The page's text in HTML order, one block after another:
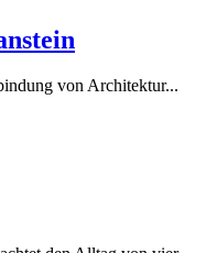
von Architektur...